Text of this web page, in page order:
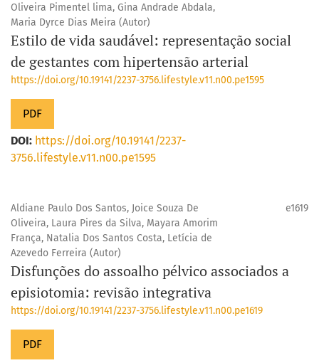
Oliveira Pimentel lima, Gina Andrade Abdala,
Maria Dyrce Dias Meira (Autor)
Estilo de vida saudável: representação social
de gestantes com hipertensão arterial
https://doi.org/10.19141/2237-3756.lifestyle.v11.n00.pe1595
PDF
DOI: https://doi.org/10.19141/2237-
3756.lifestyle.v11.n00.pe1595
Aldiane Paulo Dos Santos, Joice Souza De
Oliveira, Laura Pires da Silva, Mayara Amorim
França, Natalia Dos Santos Costa, Letícia de
Azevedo Ferreira (Autor)
e1619
Disfunções do assoalho pélvico associados a
episiotomia: revisão integrativa
https://doi.org/10.19141/2237-3756.lifestyle.v11.n00.pe1619
PDF